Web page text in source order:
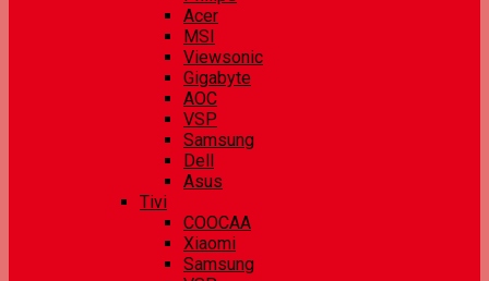
Acer
MSI
Viewsonic
Gigabyte
AOC
VSP
Samsung
Dell
Asus
Tivi
COOCAA
Xiaomi
Samsung